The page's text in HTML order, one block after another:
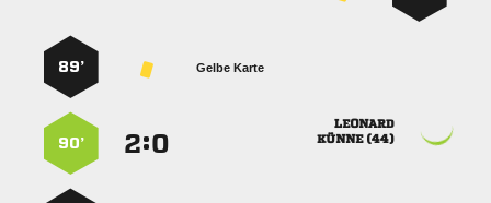
Gelbe Karte
89’

 
:
90’